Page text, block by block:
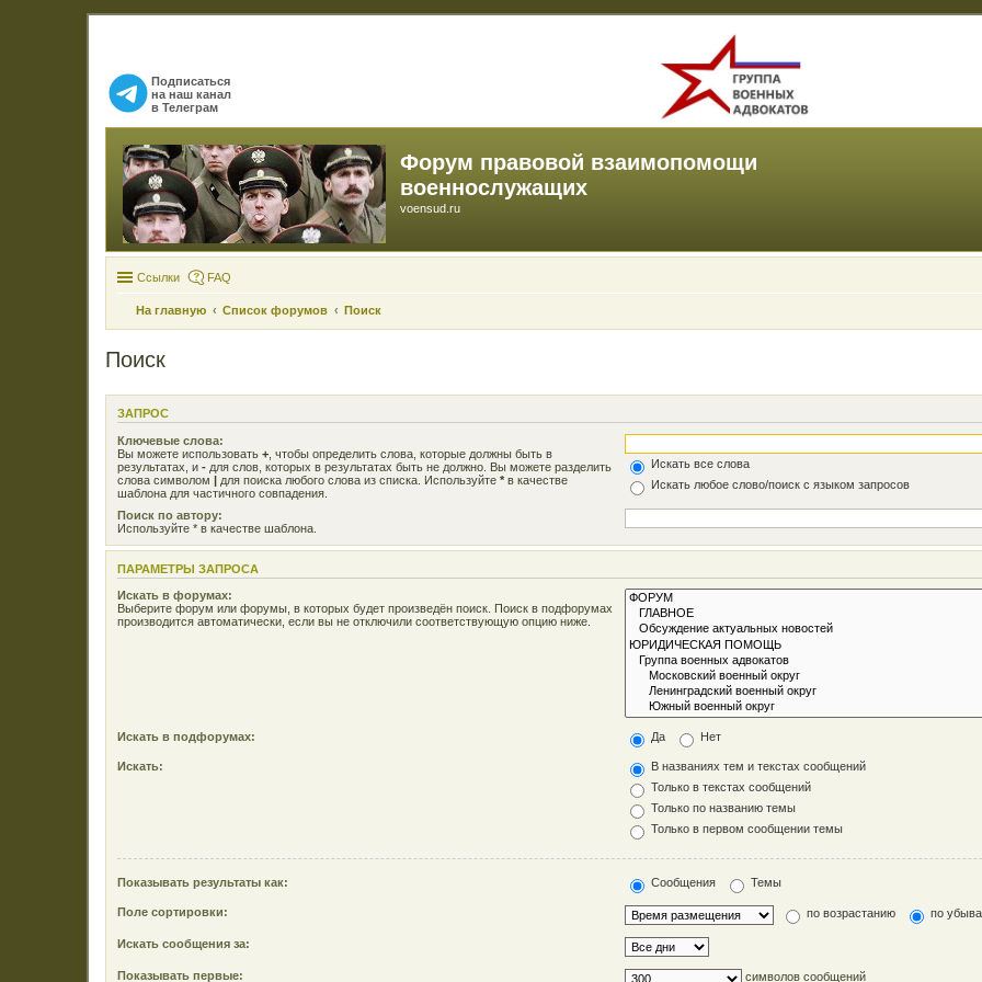
Подписаться
на наш канал
в Телеграм
Форум правовой взаимопомощи
военнослужащих
voensud.ru
Ссылки FAQ
На главную Список форумов Поиск
Поиск
ЗАПРОС
Ключевые слова:
Вы можете использовать + , чтобы определить слова, которые должны быть в
результатах, и - для слов, которых в результатах быть не должно. Вы можете разделить
слова символом | для поиска любого слова из списка. Используйте * в качестве
шаблона для частичного совпадения.
Искать все слова
Искать любое слово/поиск с языком запросов
Поиск по автору:
Используйте * в качестве шаблона.
ПАРАМЕТРЫ ЗАПРОСА
Искать в форумах:
Выберите форум или форумы, в которых будет произведён поиск. Поиск в подфорумах
производится автоматически, если вы не отключили соответствующую опцию ниже.
Искать в подфорумах: Да Нет
Искать:
В названиях тем и текстах сообщений
Только в текстах сообщений
Только по названию темы
Только в первом сообщении темы
Показывать результаты как: Сообщения Темы
Поле сортировки: по возрастанию по
Искать сообщения за:
Показывать первые: символов сообщений